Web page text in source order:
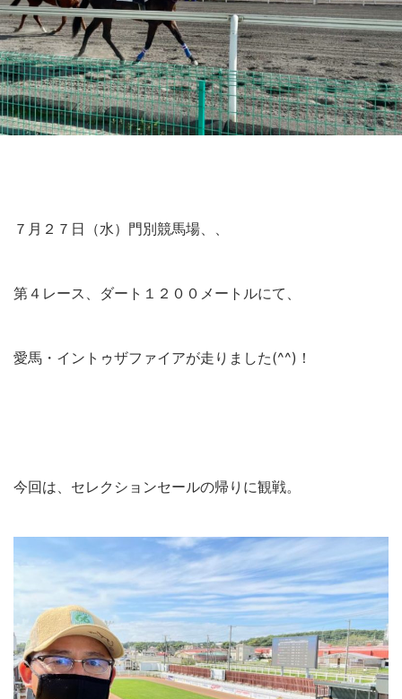
７月２７日（水）門別競馬場、、
第４レース、ダート１２００メートルにて、
愛馬・イントゥザファイアが走りました(^^)！
今回は、セレクションセールの帰りに観戦。